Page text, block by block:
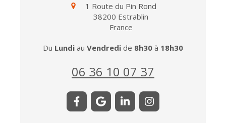
1 Route du Pin Rond
38200 Estrablin
France
Du Lundi au Vendredi de 8h30 à 18h30
06 36 10 07 37